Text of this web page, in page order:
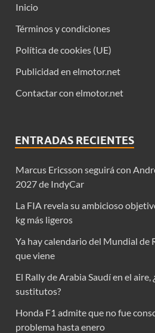
Inicio
Términos y condiciones
Política de cookies (UE)
Publicidad en elmotor.net
Contactar con elmotor.net
ENTRADAS RECIENTES
Marcus Ericsson seguirá con
2027 de IndyCar
La FIA revela su ambicioso
kg más ligeros
Ya hay calendario del Mundial de
que viene
El Rally de Arabia Saudí en el
sustitutos?
Honda F1 admite que no fue
problema hasta enero